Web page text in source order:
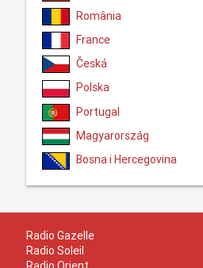
România
France
Česká
Polska
Portugal
Magyarország
Bosna i Hercegovina
Radio Gazelle
Radio Soleil